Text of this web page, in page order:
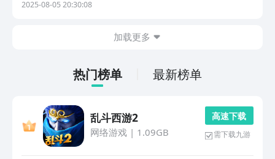
2025-08-05 20:30:08
加载更多
热门榜单 最新榜单
乱斗西游2
网络游戏| 1.09GB
高 速 下 载
需下载九游